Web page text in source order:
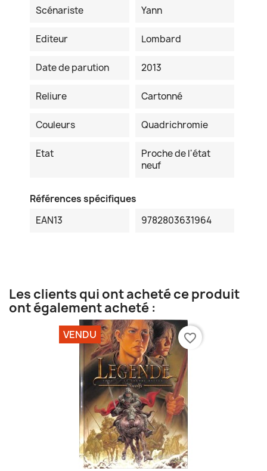
Scénariste Yann
Editeur Lombard
Date de parution 2013
Reliure Cartonné
Couleurs Quadrichromie
Etat
Proche de l'état
neuf
Références spécifiques
EAN13
9782803631964
Les clients qui ont acheté ce produit
ont également acheté :
VENDU favorite_border